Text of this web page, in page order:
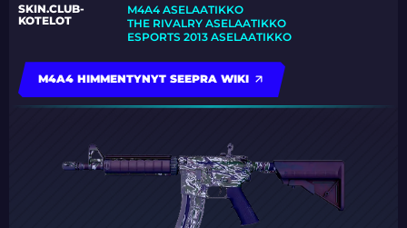
SKIN.CLUB-
KOTELOT
M4A4 ASELAATIKKO
THE RIVALRY ASELAATIKKO
ESPORTS 2013 ASELAATIKKO
M4A4 HIMMENTYNYT SEEPRA WIKI